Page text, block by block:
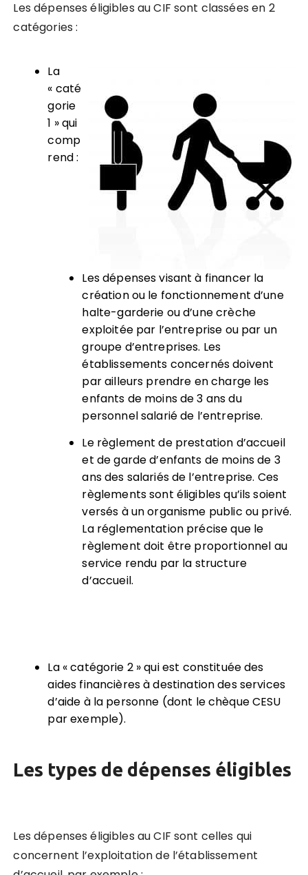
Les dépenses éligibles au CIF sont classées en 2
catégories :
La
« caté
gorie
1 » qui
comp
rend :
Les dépenses visant à financer la
création ou le fonctionnement d’une
halte-garderie ou d’une crèche
exploitée par l’entreprise ou par un
groupe d’entreprises. Les
établissements concernés doivent
par ailleurs prendre en charge les
enfants de moins de 3 ans du
personnel salarié de l’entreprise.
Le règlement de prestation d’accueil
et de garde d’enfants de moins de 3
ans des salariés de l’entreprise. Ces
règlements sont éligibles qu’ils soient
versés à un organisme public ou privé.
La réglementation précise que le
règlement doit être proportionnel au
service rendu par la structure
d’accueil.
La « catégorie 2 » qui est constituée des
aides financières à destination des services
d’aide à la personne (dont le chèque CESU
par exemple).
Les types de dépenses éligibles
Les dépenses éligibles au CIF sont celles qui
concernent l’exploitation de l’établissement